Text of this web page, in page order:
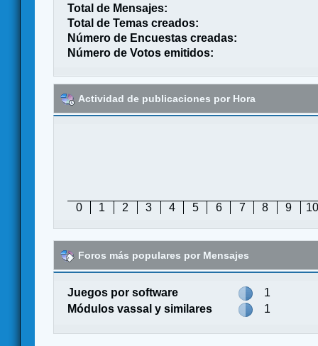
Total de Mensajes:
Total de Temas creados:
Número de Encuestas creadas:
Número de Votos emitidos:
Actividad de publicaciones por Hora
0 1 2 3 4 5 6 7 8 9 10
Foros más populares por Mensajes
Juegos por software
1
Módulos vassal y similares
1